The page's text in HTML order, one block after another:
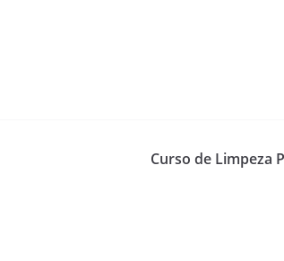
Curso de Limpeza